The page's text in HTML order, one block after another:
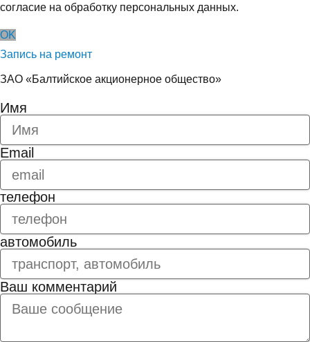
согласие на обработку персональных данных.
OK
Запись на ремонт
ЗАО «Балтийское акционерное общество»
Имя
Email
телефон
автомобиль
Ваш комментарий